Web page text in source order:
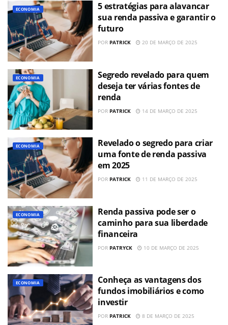
ECONOMIA
5 estratégias para alavancar
sua renda passiva e garantir o
futuro
POR PATRICK 20 DE MARÇO DE 2025
ECONOMIA
Segredo revelado para quem
deseja ter várias fontes de
renda
POR PATRICK 14 DE MARÇO DE 2025
ECONOMIA
Revelado o segredo para criar
uma fonte de renda passiva
em 2025
POR PATRICK 11 DE MARÇO DE 2025
ECONOMIA
Renda passiva pode ser o
caminho para sua liberdade
financeira
POR PATRYCK 10 DE MARÇO DE 2025
ECONOMIA
Conheça as vantagens dos
fundos imobiliários e como
investir
POR PATRICK 8 DE MARÇO DE 2025